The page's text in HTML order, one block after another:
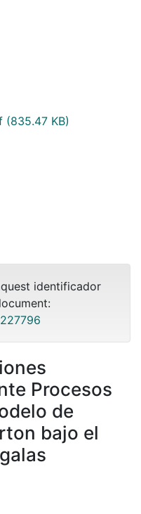
(835.47 KB)
identificador
Procesos
de
bajo el